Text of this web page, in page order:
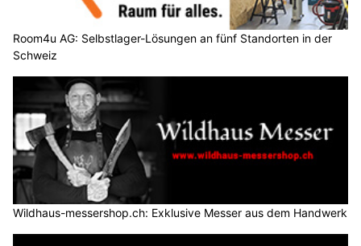
Room4u AG: Selbstlager-Lösungen an fünf Standorten in der
Schweiz
Wildhaus-messershop.ch: Exklusive Messer aus dem Handwerk